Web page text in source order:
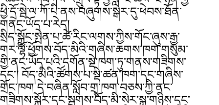
ཕྱི་དྲོ་སྦེ་ལ་ཀོ་པི་ནས་བཞུགས་སྒར་དུ་ཕེབས་ཐོན་
གནང་ཡོད་པ་རེད།
སྲིད་སྐྱོང་སྤེན་པ་ཚེ་རིང་ལགས་ཀྱིས་གོང་ཞུས་རྒྱ་
གར་ལྷོ་ཕྱོགས་བོད་མིའི་གཞིས་ཆགས་ཁག་གསུམ་
གྱི་ནང་ཡོད་པའི་དགོན་སྡེ་ཁག་ཏུ་གནས་གཟིགས་
དང་། བོད་མིའི་ཚོགས་པ་སྡེ་ཚན་ཁག་དང་གཞིས་
གྲོང་ཁག དེ་བཞིན་སློབ་གྲྭ་ཁག་བཅས་ཀྱི་ནང་
གཟིགས་སྐོར་དང་སྦྲགས་བོད་མི་སེར་སྐྱ་གཉིས་དང་